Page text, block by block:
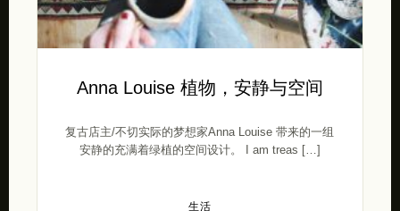
Anna Louise 植物，安静与空间
复古店主/不切实际的梦想家Anna Louise 带来的一组
安静的充满着绿植的空间设计。 I am treas […]
生活